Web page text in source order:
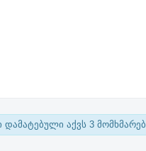
დამატებული აქვს 3